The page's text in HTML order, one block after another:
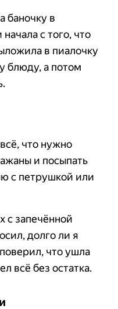
баночку в
с того, что
в пиалочку
блюду, а потом
что нужно
и посыпать
с петрушкой или
с запечённой
долго ли я
что ушла
всё без остатка.